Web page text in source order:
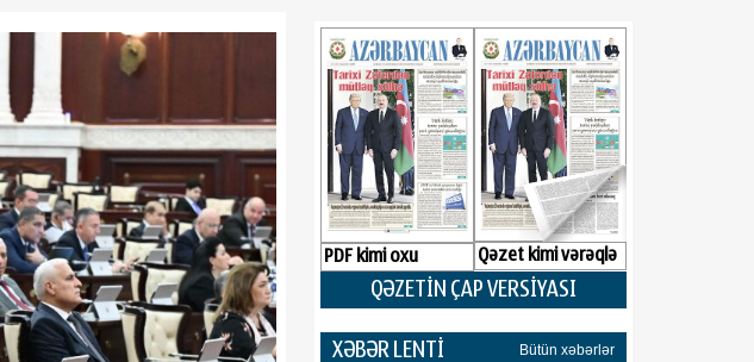
PDF kimi oxu Qəzet kimi vərəqlə
QƏZETİN ÇAP VERSİYASI
XƏBƏR LENTİ Bütün xəbərlər